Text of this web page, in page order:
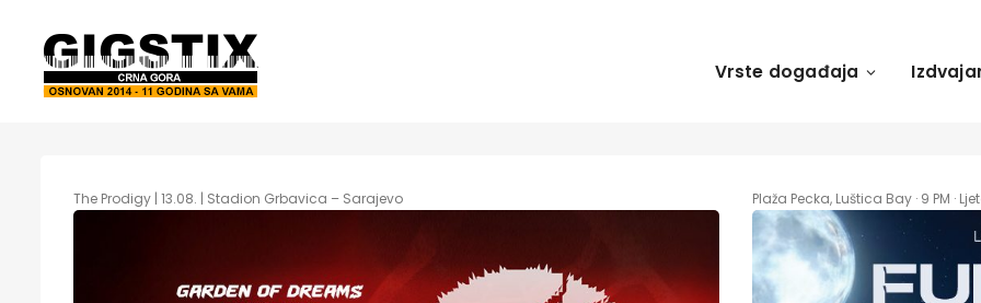
Vrste događaja
The Prodigy | 13.08. | Stadion Grbavica – Sarajevo Plaža Pecka, Luštica Bay · 9 PM ·